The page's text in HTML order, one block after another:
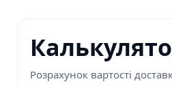
Розрахунок вартості